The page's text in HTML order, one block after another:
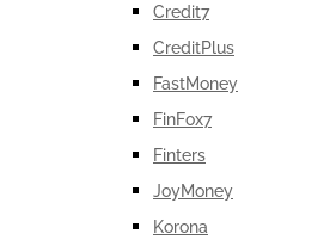
Credit7
CreditPlus
FastMoney
FinFox7
Finters
JoyMoney
Korona